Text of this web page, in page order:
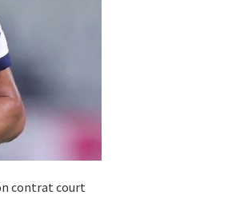
contrat court